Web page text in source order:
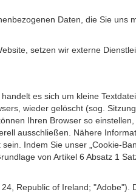
Daten, die Sie uns
setzen wir externe
es sich um kleine
wieder gelöscht (sog.
Ihren Browser so
ausschließen. Nähere
Indem Sie unser „Cookie-
von Artikel 6 Absatz 1
Republic of Ireland; "Adobe").